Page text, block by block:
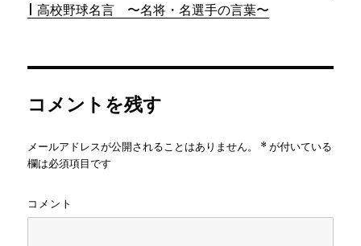
| 高校野球名言 〜名将・名選手の言葉〜
コメントを残す
メールアドレスが公開されることはありません。 *が付いている
欄は必須項目です
コメント